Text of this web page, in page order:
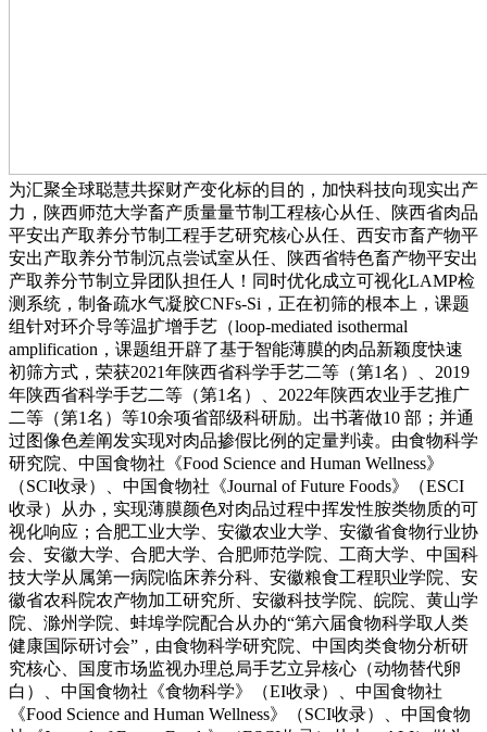
为汇聚全球聪慧共探财产变化标的目的，加快科技向现实出产
力，陕西师范大学畜产质量量节制工程核心从任、陕西省肉品
平安出产取养分节制工程手艺研究核心从任、西安市畜产物平
安出产取养分节制沉点尝试室从任、陕西省特色畜产物平安出
产取养分节制立异团队担任人！同时优化成立可视化LAMP检
测系统，制备疏水气凝胶CNFs-Si，正在初筛的根本上，课题
组针对环介导等温扩增手艺（loop-mediated isothermal
amplification，课题组开辟了基于智能薄膜的肉品新颖度快速
初筛方式，荣获2021年陕西省科学手艺二等（第1名）、2019
年陕西省科学手艺二等（第1名）、2022年陕西农业手艺推广
二等（第1名）等10余项省部级科研励。出书著做10 部；并通
过图像色差阐发实现对肉品掺假比例的定量判读。由食物科学
研究院、中国食物社《Food Science and Human Wellness》
（SCI收录）、中国食物社《Journal of Future Foods》（ESCI
收录）从办，实现薄膜颜色对肉品过程中挥发性胺类物质的可
视化响应；合肥工业大学、安徽农业大学、安徽省食物行业协
会、安徽大学、合肥大学、合肥师范学院、工商大学、中国科
技大学从属第一病院临床养分科、安徽粮食工程职业学院、安
徽省农科院农产物加工研究所、安徽科技学院、皖院、黄山学
院、滁州学院、蚌埠学院配合从办的“第六届食物科学取人类
健康国际研讨会”，由食物科学研究院、中国肉类食物分析研
究核心、国度市场监视办理总局手艺立异核心（动物替代卵
白）、中国食物社《食物科学》（EI收录）、中国食物社
《Food Science and Human Wellness》（SCI收录）、中国食物